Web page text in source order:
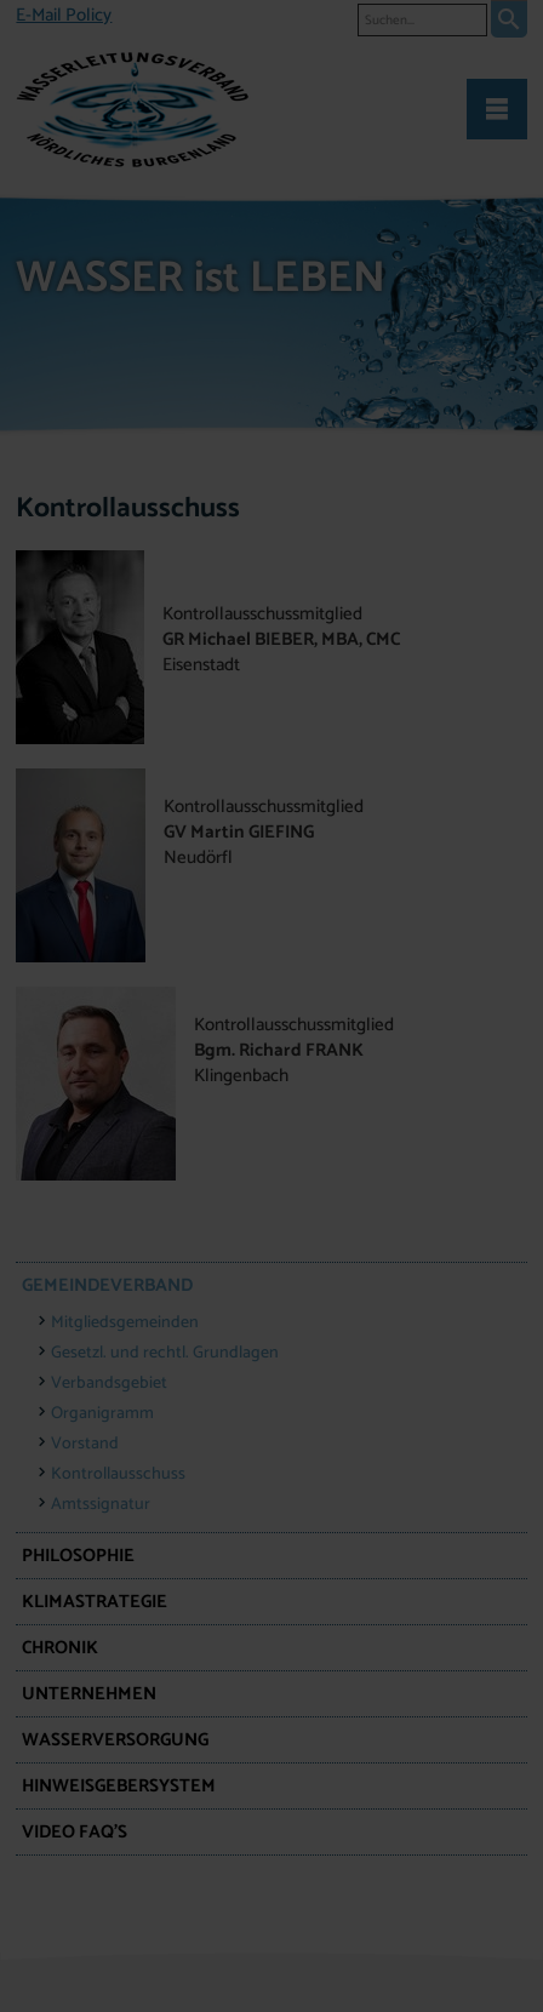
E-Mail Policy Suche
WASSER ist LEBEN
Kontrollausschuss
Kontrollausschussmitglied
GR Michael BIEBER, MBA, CMC
Eisenstadt
Kontrollausschussmitglied
GV Martin GIEFING
Neudörfl
Kontrollausschussmitglied
Bgm. Richard FRANK
Klingenbach
GEMEINDEVERBAND
Mitgliedsgemeinden
Gesetzl. und rechtl. Grundlagen
Verbandsgebiet
Organigramm
Vorstand
Kontrollausschuss
Amtssignatur
PHILOSOPHIE
KLIMASTRATEGIE
CHRONIK
UNTERNEHMEN
WASSERVERSORGUNG
HINWEISGEBERSYSTEM
VIDEO FAQ’S